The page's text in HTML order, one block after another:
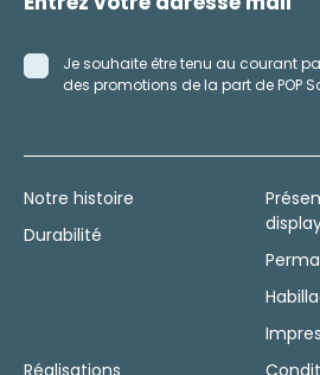
Je souhaite être tenu au courant
des promotions de la part de POP
Notre histoire
Durabilité
Réalisations